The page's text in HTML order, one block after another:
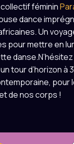
féminin
dance
Un
pour mettre en
tour d’horizon à
pour
de nos corps !